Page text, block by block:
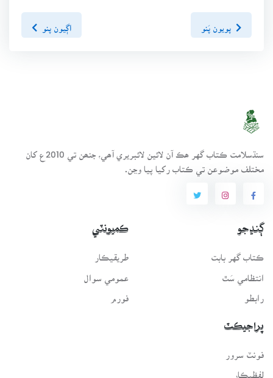
پويون پَنو اڳيون پنو
سنڌسلامت ڪتاب گهر ھڪ آن لائين لائبريري آھي، جنھن تي 2010ع کان
مختلف موضوعن تي ڪتاب رکيا پيا وڃن.
ڳنڍجو
ڪتاب گهر بابت
انتظامي سَٿ
رابطو
ڪميونٽي
طريقيڪار
عمومي سوال
فورم
پراجيڪٽ
لفظيڪار